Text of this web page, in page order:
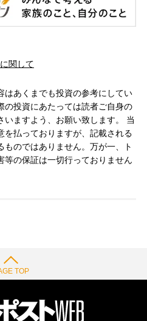
関して
はあくまでも投資の参考にしてい
の投資にあたっては読者ご自身の
いますよう、お願い致します。 当
を払っておりますが、記載される
のではありません。万が一、ト
等の保証は一切行っておりません
TOP